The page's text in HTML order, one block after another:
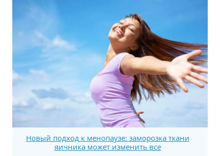
Новый подход к менопаузе: заморозка ткани
яичника может изменить все